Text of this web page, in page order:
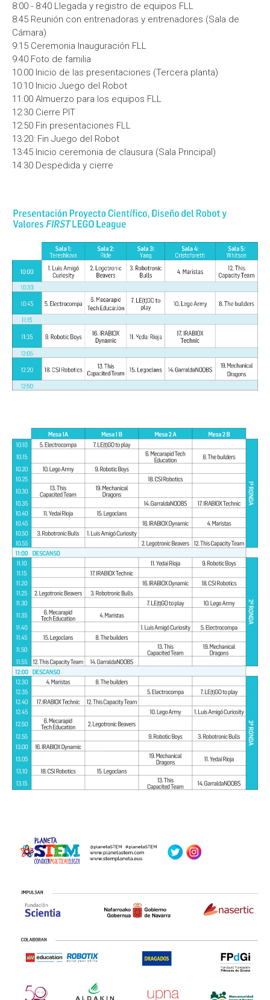
8:00 - 8:40 Llegada y registro de equipos FLL
8:45 Reunión con entrenadoras y entrenadores (Sala de
Cámara)
9:15 Ceremonia Inauguración FLL
9:40 Foto de familia
10:00 Inicio de las presentaciones (Tercera planta)
10:10 Inicio Juego del Robot
11:00 Almuerzo para los equipos FLL
12:30 Cierre PIT
12:50 Fin presentaciones FLL
13:20: Fin Juego del Robot
13:45 Inicio ceremonia de clausura (Sala Principal)
14:30 Despedida y cierre